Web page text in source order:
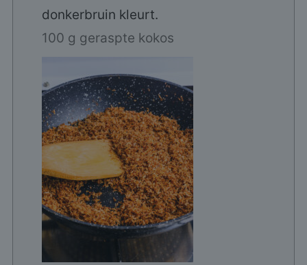
donkerbruin kleurt.
100 g geraspte kokos